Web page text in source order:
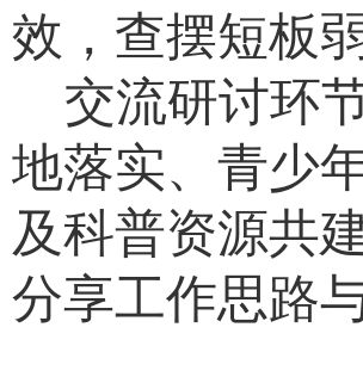
效，查摆短板
交流研讨环
地落实、青少
及科普资源共
分享工作思路